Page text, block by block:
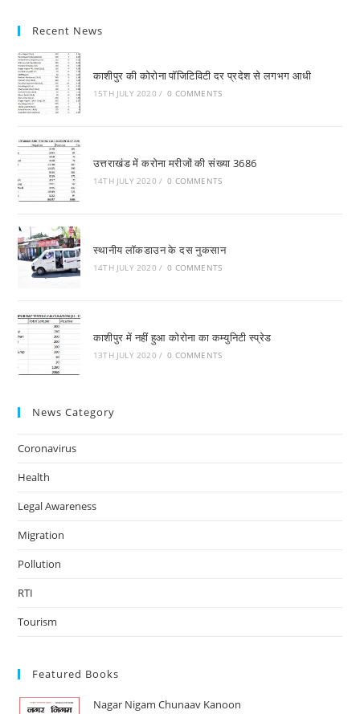
Recent News
काशीपुर की कोरोना पाॅजिटिविटी दर प्रदेश से लगभग आधी
15TH JULY 2020 / 0 COMMENTS
उत्तराखंड में करोना मरीजों की संख्या 3686
14TH JULY 2020 / 0 COMMENTS
स्थानीय लाॅकडाउन के दस नुकसान
14TH JULY 2020 / 0 COMMENTS
काशीपुर में नहीं हुआ कोरोना का कम्युनिटी स्प्रेड
13TH JULY 2020 / 0 COMMENTS
News Category
Coronavirus
Health
Legal Awareness
Migration
Pollution
RTI
Tourism
Featured Books
Nagar Nigam Chunaav Kanoon